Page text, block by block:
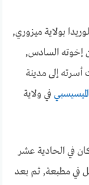
بولاية ميزوري,
ترتيبه بين إخوته السادس,
أسرته إلى مدينة
في ولاية
1847, حينما كان في الحادية عشر
في مطبعة, ثم بعد